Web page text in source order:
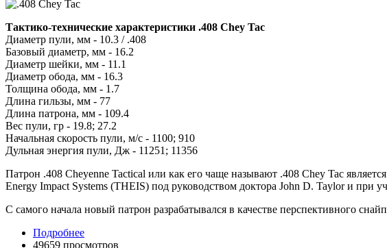
Тактико-технические характеристики .408 Chey Tac
Диаметр пули, мм - 10.3 / .408
Базовый диаметр, мм - 16.2
Диаметр шейки, мм - 11.1
Диаметр обода, мм - 16.3
Толщина обода, мм - 1.7
Длина гильзы, мм - 77
Длина патрона, мм - 109.4
Вес пули, гр - 19.8; 27.2
Начальная скорость пули, м/с - 1100; 910
Дульная энергия пули, Дж - 11251; 11356
Патрон .408 Cheyenne Tactical или как его чаще называют .408 Chey Tac
Energy Impact Systems (THEIS) под руководством доктора John D. Taylor и при
С самого начала новый патрон разрабатывался в качестве перспективного
Подробнее
49659 просмотров